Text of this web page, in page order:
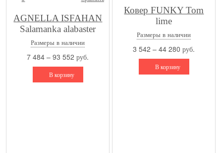
AGNELLA ISFAHAN
Salamanka alabaster
Размеры в наличии
7 484 – 93 552 руб.
В корзину
Ковер FUNKY Tom
lime
Размеры в наличии
3 542 – 44 280 руб.
В корзину